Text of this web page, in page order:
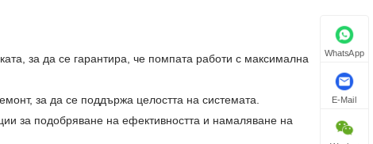
за да се гарантира, че помпата работи с максимална
за да се поддържа целостта на системата.
за подобряване на ефективността и намаляване на
WhatsApp
E-Mail